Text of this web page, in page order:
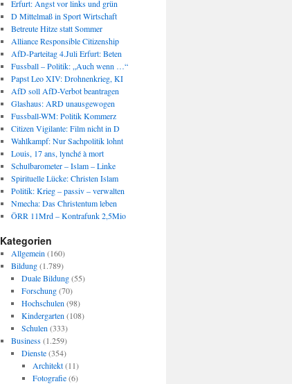
Erfurt: Angst vor links und grün
D Mittelmaß in Sport Wirtschaft
Betreute Hitze statt Sommer
Alliance Responsible Citizenship
AfD-Parteitag 4.Juli Erfurt: Beten
Fussball – Politik: „Auch wenn …“
Papst Leo XIV: Drohnenkrieg, KI
AfD soll AfD-Verbot beantragen
Glashaus: ARD unausgewogen
Fussball-WM: Politik Kommerz
Citizen Vigilante: Film nicht in D
Wahlkampf: Nur Sachpolitik lohnt
Louis, 17 ans, lynché à mort
Schulbarometer – Islam – Linke
Spirituelle Lücke: Christen Islam
Politik: Krieg – passiv – verwalten
Nmecha: Das Christentum leben
ÖRR 11Mrd – Kontrafunk 2,5Mio
Kategorien
Allgemein (160)
Bildung(1.789)
Duale Bildung(55)
Forschung(70)
Hochschulen (98)
Kindergarten (108)
Schulen (333)
Business(1.259)
Dienste(354)
Architekt(11)
Fotografie(6)